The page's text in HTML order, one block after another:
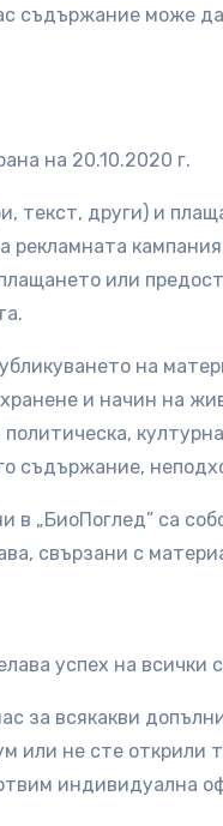
съдържание може
на 20.10.2020 г.
текст, други) и
рекламната
или
на
и начин на
съдържание,
в „БиоПоглед” са
свързани с
успех на всички
за всякакви
или не сте открили
индивидуална